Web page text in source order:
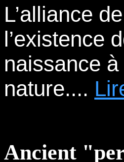
L’alliance
l’existence
naissance
nature....
Ancient "